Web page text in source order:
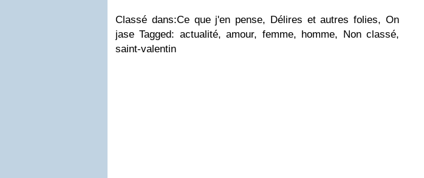
Classé dans:Ce que j'en pense, Délires et autres folies, On
jase Tagged: actualité, amour, femme, homme, Non classé,
saint-valentin